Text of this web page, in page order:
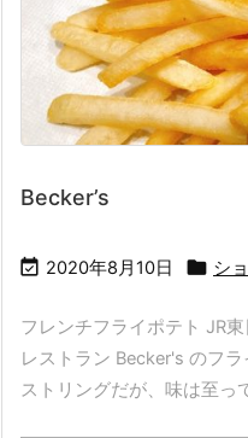
Becker’s
 2020年8月10日  シ
フレンチフライポテト JR
レストラン Becker's のフ
ストリングだが、味は至っ